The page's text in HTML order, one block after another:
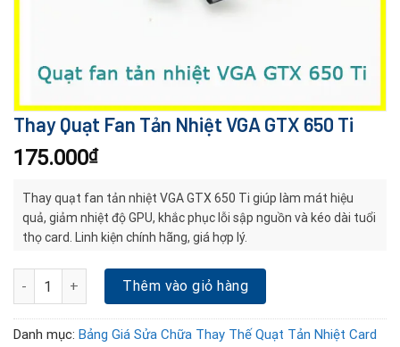
Thay Quạt Fan Tản Nhiệt VGA GTX 650 Ti
175.000₫
Thay quạt fan tản nhiệt VGA GTX 650 Ti giúp làm mát hiệu
quả, giảm nhiệt độ GPU, khắc phục lỗi sập nguồn và kéo dài tuổi
thọ card. Linh kiện chính hãng, giá hợp lý.
Thay Quạt Fan Tản Nhiệt VGA GTX 650 Ti số lượng
Thêm vào giỏ hàng
Danh mục: Bảng Giá Sửa Chữa Thay Thế Quạt Tản Nhiệt Card